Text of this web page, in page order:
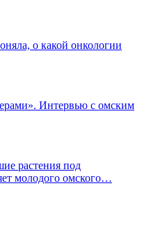
о какой онкологии
Интервью с омским
растения под
молодого омского…